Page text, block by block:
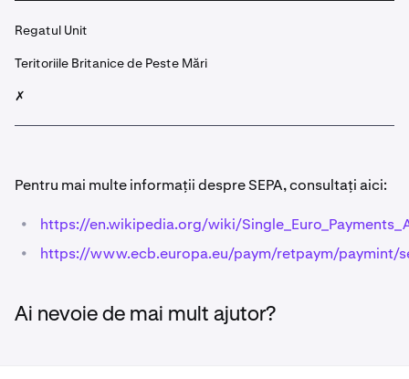
Regatul Unit
Teritoriile Britanice de Peste Mări
✗
Pentru mai multe informații despre SEPA, consultați aici:
• https://en.wikipedia.org/wiki/
• https://www.ecb.europa.eu/paym/retpaym/paymint/
Ai nevoie de mai mult ajutor?